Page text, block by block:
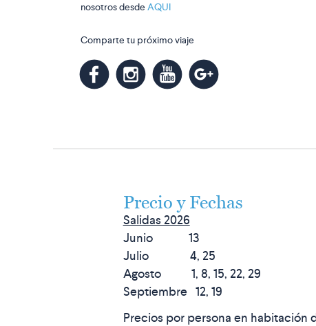
nosotros desde AQUI
Comparte tu próximo viaje
mknl
Precio y Fechas
Salidas 2026
Junio 13
Julio 4, 25
Agosto 1, 8, 15, 22, 29
Septiembre 12, 19
Precios por persona en habitación